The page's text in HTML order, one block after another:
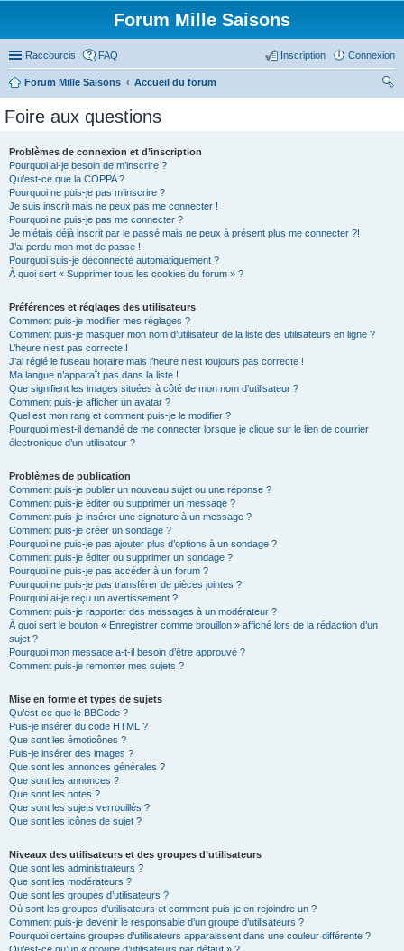
Forum Mille Saisons
Raccourcis FAQ Connexion
Inscription
Forum Mille Saisons
Accueil du forum
Foire aux questions
Problèmes de connexion et d’inscription
Pourquoi ai-je besoin de m’inscrire ?
Qu’est-ce que la COPPA ?
Pourquoi ne puis-je pas m’inscrire ?
Je suis inscrit mais ne peux pas me connecter !
Pourquoi ne puis-je pas me connecter ?
Je m’étais déjà inscrit par le passé mais ne peux à présent plus me connecter ?!
J’ai perdu mon mot de passe !
Pourquoi suis-je déconnecté automatiquement ?
À quoi sert « Supprimer tous les cookies du forum » ?
Préférences et réglages des utilisateurs
Comment puis-je modifier mes réglages ?
Comment puis-je masquer mon nom d’utilisateur de la liste des utilisateurs en ligne ?
L’heure n’est pas correcte !
J’ai réglé le fuseau horaire mais l’heure n’est toujours pas correcte !
Ma langue n’apparaît pas dans la liste !
Que signifient les images situées à côté de mon nom d’utilisateur ?
Comment puis-je afficher un avatar ?
Quel est mon rang et comment puis-je le modifier ?
Pourquoi m’est-il demandé de me connecter lorsque je clique sur le lien de courrier
électronique d’un utilisateur ?
Problèmes de publication
Comment puis-je publier un nouveau sujet ou une réponse ?
Comment puis-je éditer ou supprimer un message ?
Comment puis-je insérer une signature à un message ?
Comment puis-je créer un sondage ?
Pourquoi ne puis-je pas ajouter plus d’options à un sondage ?
Comment puis-je éditer ou supprimer un sondage ?
Pourquoi ne puis-je pas accéder à un forum ?
Pourquoi ne puis-je pas transférer de pièces jointes ?
Pourquoi ai-je reçu un avertissement ?
Comment puis-je rapporter des messages à un modérateur ?
À quoi sert le bouton « Enregistrer comme brouillon » affiché lors de la rédaction d’un
sujet ?
Pourquoi mon message a-t-il besoin d’être approuvé ?
Comment puis-je remonter mes sujets ?
Mise en forme et types de sujets
Qu’est-ce que le BBCode ?
Puis-je insérer du code HTML ?
Que sont les émoticônes ?
Puis-je insérer des images ?
Que sont les annonces générales ?
Que sont les annonces ?
Que sont les notes ?
Que sont les sujets verrouillés ?
Que sont les icônes de sujet ?
Niveaux des utilisateurs et des groupes d’utilisateurs
Que sont les administrateurs ?
Que sont les modérateurs ?
Que sont les groupes d’utilisateurs ?
Où sont les groupes d’utilisateurs et comment puis-je en rejoindre un ?
Comment puis-je devenir le responsable d’un groupe d’utilisateurs ?
Pourquoi certains groupes d’utilisateurs apparaissent dans une couleur différente ?